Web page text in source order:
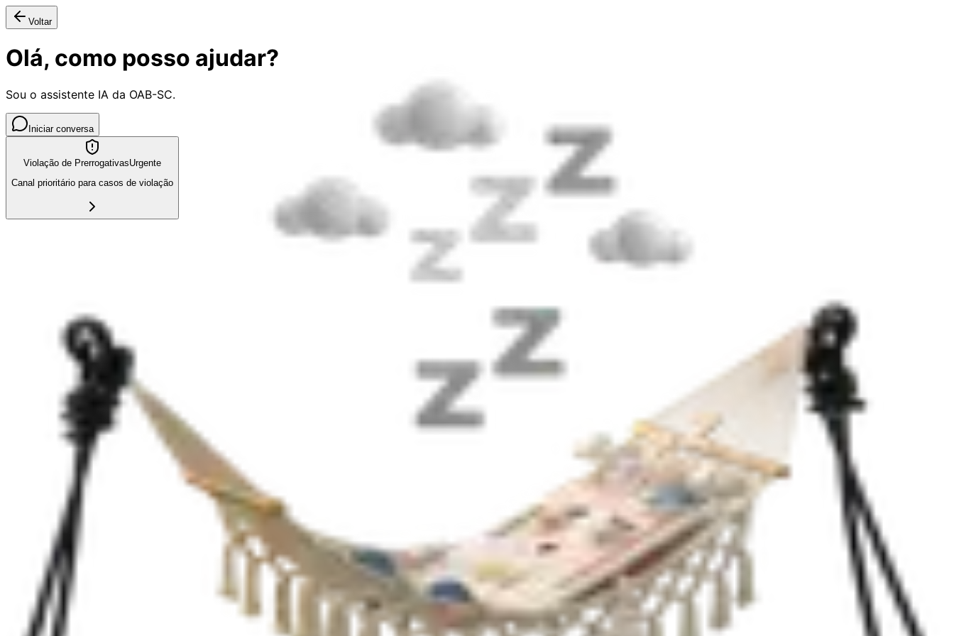
Voltar
Olá, como posso ajudar?
Sou o assistente IA da OAB-SC.
Iniciar conversa
Violação de PrerrogativasUrgente
Canal prioritário para casos de violação